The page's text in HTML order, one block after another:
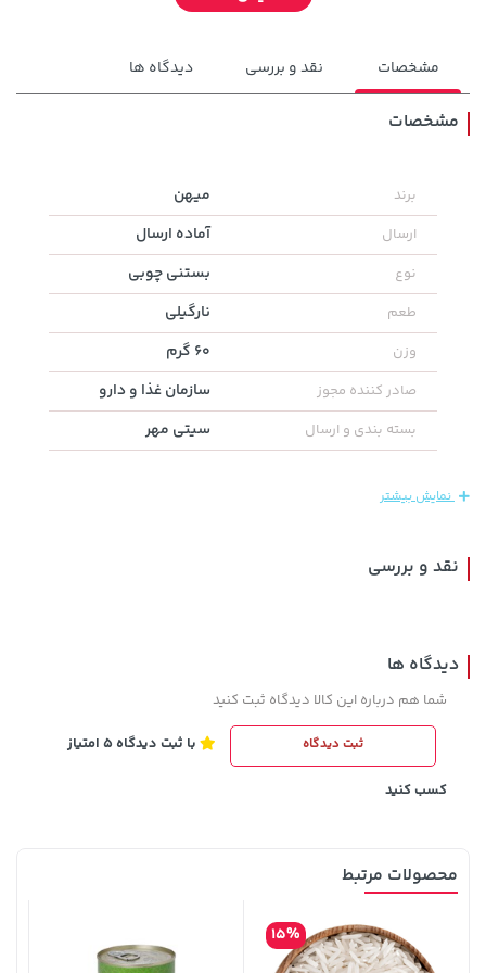
1,109,000 تومان 145,000 تومان
3,880,000
خرید
مشخصات نقد و بررسی دیدگاه ها
مشخصات
برند میهن
ارسال آماده ارسال
نوع بستنی چوبی
طعم نارگیلی
وزن 60 گرم
صادر کننده مجوز سازمان غذا و دارو
بسته بندی و ارسال سیتی مهر
نمایش بیشتر
نقد و بررسی
دیدگاه ها
شما هم درباره این کالا دیدگاه ثبت کنید
ثبت دیدگاه با ثبت دیدگاه 5 امتیاز
کسب کنید
محصولات مرتبط
15%